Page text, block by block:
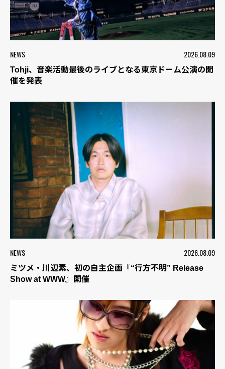
NEWS 2026.08.09
Tohji、音楽活動最後のライブとなる東京ドーム公演の開
催を発表
NEWS 2026.08.09
ミツメ・川辺素、初の自主企画『“行方不明” Release
Show at WWW』開催